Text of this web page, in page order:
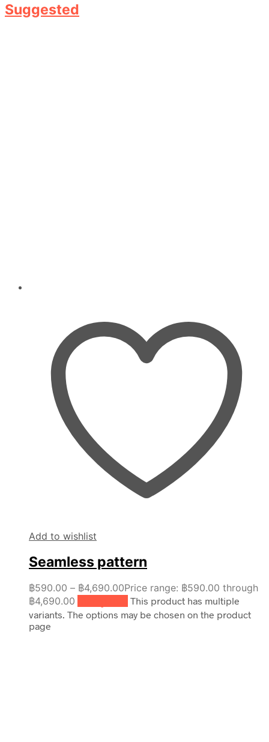
Suggested
Add to wishlist
Seamless pattern
฿590.00 – ฿4,690.00Price range: ฿590.00 through
฿4,690.00
This product has multiple
variants. The options may be chosen on the product
page